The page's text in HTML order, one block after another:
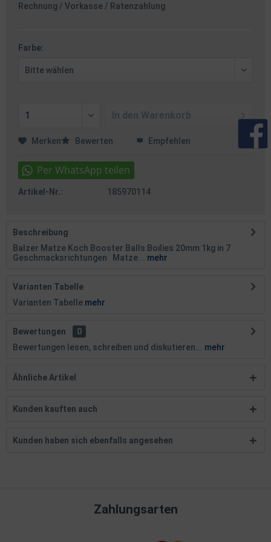
Rechnung / Vorkasse / Ratenzahlung
Farbe:
Merken Bewerten Empfehlen
Artikel-Nr.: 185970114
Beschreibung
Balzer Matze Koch Booster Balls Boilies 20mm 1kg in 7
Geschmacksrichtungen Matze...
mehr
Varianten Tabelle
Varianten Tabelle mehr
Bewertungen
0
Bewertungen lesen, schreiben und diskutieren...
mehr
Ähnliche Artikel
Kunden kauften auch
Kunden haben sich ebenfalls angesehen
Zahlungsarten